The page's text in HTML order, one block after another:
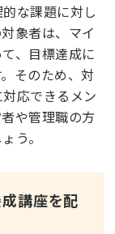
な課題に対し
象者は、マイ
、目標達成に
そのため、対
応できるメン
や管理職の方
う。
成講座を配